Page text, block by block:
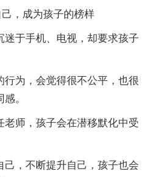
，成为孩子的榜样
迷于手机、电视，却要求孩子
行为，会觉得很不公平，也很
。
老师，孩子会在潜移默化中受
己，不断提升自己，孩子也会